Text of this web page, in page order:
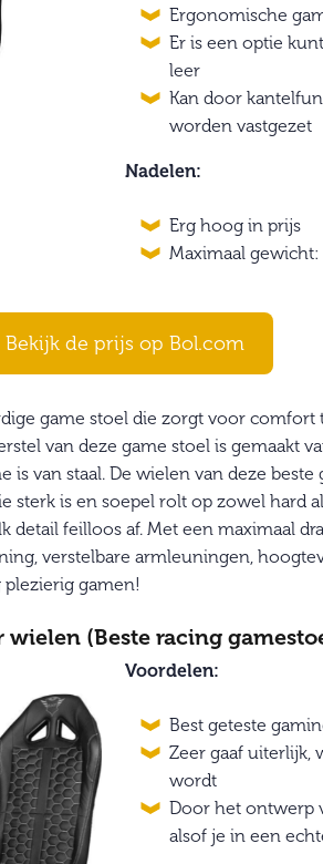
Ergonomische
Er is een optie
leer
Kan door
worden vastgezet
Nadelen:
Erg hoog in prijs
Maximaal gewicht:
Bekijk de prijs op Bol.com
game stoel die zorgt voor comfort
van deze game stoel is gemaakt
van staal. De wielen van deze
sterk is en soepel rolt op zowel hard
feilloos af. Met een maximaal
verstelbare armleuningen,
gamen!
wielen (Beste racing
Voordelen:
Best geteste
Zeer gaaf uiterlijk,
wordt
Door het ontwerp
alsof je in een